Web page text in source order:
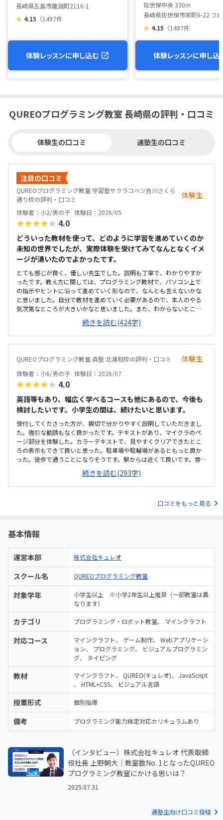
長崎県五島市籠淵町2116-1
★ 4.15 （1497件
体験レッスンに申し込む
佐世保中央 330m
長崎県佐世保市栄町6-22 フ
★ 4.15 （1497件
体験レッスンに申し込
QUREOプログラミング教室 長崎県の評判・口コミ
体験生の口コミ 通塾生の口コミ
注目の口コミ
QUREOプログラミング教室 学習塾サクラコベツ吉川さくら
通り校の評判・口コミ
体験生
体験者：小2/男の子 体験日：2026/05
★★★★★ 4.0
どういった教材を使って、どのように学習を進めていくのか
未知の世界でしたが、実際体験を受けてみてなんとなくイメ
ージが湧いたのでよかったです。
とても感じが良く、優しい先生でした。説明も丁寧で、わかりやすか
ったです。教え方に関しては、プログラミング教材で、パソコン上で
の指示やヒントに沿って進めていく形なので、なんとも言えないかな
と思いました。自分で教材を進めていく必要があるので、本人のやる
気次第なところが大きいかなと思いました。また、わからないところ
をわからないまま適当に進めず、きちんと質問し、確認しながらでき
るかどうかが懸念点です。家から近く、徒歩で子ども1人でも通わせる
ことができそうなので、そこは魅力的だなと思いました。こじんまり
とした教室ですが、机や椅子は綺麗でした。余計なものが置かれてい
中では高めかなと思います。ただ、パソコンとその中にある教材を使
用するため、高くなってしまうのは仕方ないかなとも思います。マイ
クラが使われているということで子どもが興味を持っていました。遊
び感覚で学んでいけるのは良いと思います。
続きを読む(424字)
QUREOプログラミング教室 森塾 北浦和校の評判・口コミ 体験生
体験者：小6/男の子 体験日：2026/07
★★★★★ 4.0
英語等もあり、幅広く学べるコースも他にあるので、今後も
検討したいです。小学生の間は、続けたいと思います。
受付してくださった方が、親切で分かりやすく説明していただきまし
た。強引な勧誘もなく良かったです。テキストがあり、マイクラのペ
ージ部分を体験した。カラーテキストで、見やすくクリアできたとこ
ろの表示もできて良いと思った。駐車場や駐輪場があるともっと良か
った。徒歩で通うことになりそうです。駅からは近くて良いです。雰囲
気も良く、清潔感もあった。部屋が区切られていて、個人スペースも
確保されていて良かった。基本料金以外に、追加料金があまり無さそ
うで良かった。できれば、毎月1万以内で通いたいです。子供に熱心に
続きを読む(293字)
口コミをもっと見る
基本情報
運営本部 株式会社キュレオ
スクール名 QUREOプログラミング教室
対象学年
小学生以上 ※小学2年生以上推奨（一部教室は異
なります）
カテゴリ プログラミング・ロボット教室 マインクラフト
対応コース マインクラフト ゲーム制作
Webアプリケーシ
ョン
プログラミング
ビジュアルプログラミン
グ
タイピング
教材 マインクラフト QUREO(キュレオ)
JavaScript
HTML+CSS
ビジュアル言語
授業形式 個別指導
備考 プログラミング能力検定対応カリキュラムあり
（インタビュー）株式会社キュレオ 代表取締
役社長 上野朝大｜教室数No. 1となったQUREO
プログラミング教室にかける思いは？
2025.07.31
通塾生向け口コミ投稿